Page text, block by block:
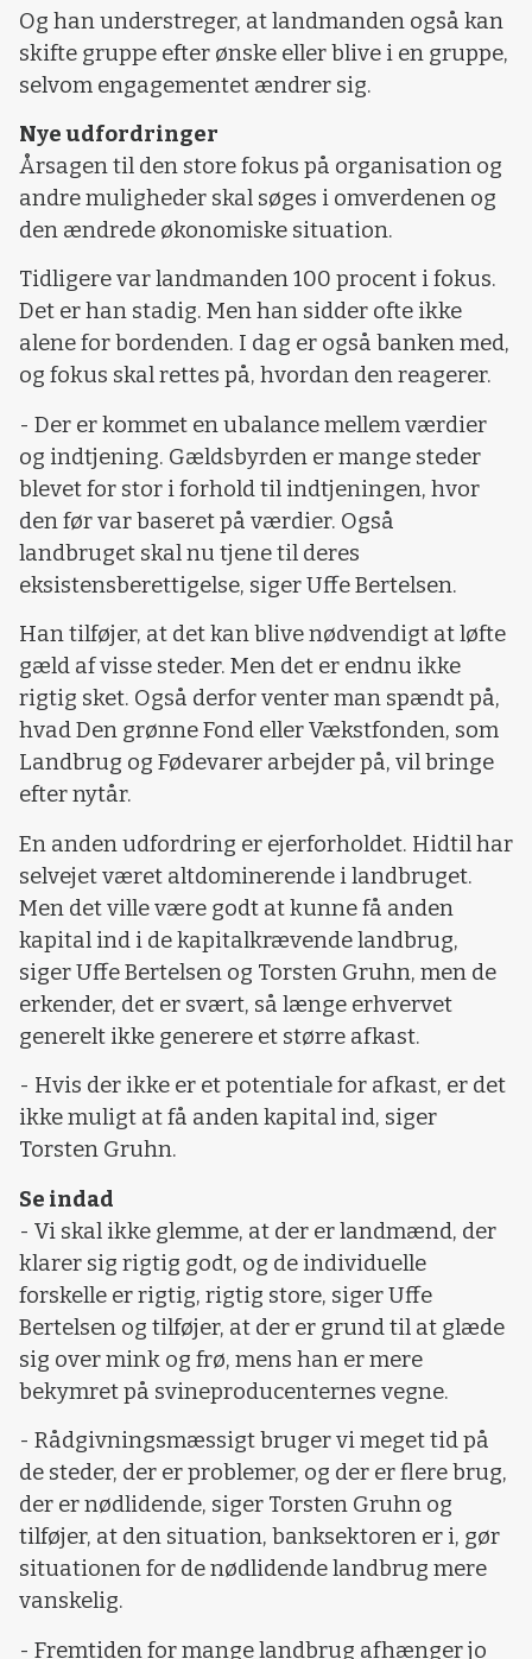
Og han understreger, at landmanden også kan
skifte gruppe efter ønske eller blive i en gruppe,
selvom engagementet ændrer sig.
Nye udfordringer
Årsagen til den store fokus på organisation og
andre muligheder skal søges i omverdenen og
den ændrede økonomiske situation.
Tidligere var landmanden 100 procent i fokus.
Det er han stadig. Men han sidder ofte ikke
alene for bordenden. I dag er også banken med,
og fokus skal rettes på, hvordan den reagerer.
- Der er kommet en ubalance mellem værdier
og indtjening. Gældsbyrden er mange steder
blevet for stor i forhold til indtjeningen, hvor
den før var baseret på værdier. Også
landbruget skal nu tjene til deres
eksistensberettigelse, siger Uffe Bertelsen.
Han tilføjer, at det kan blive nødvendigt at løfte
gæld af visse steder. Men det er endnu ikke
rigtig sket. Også derfor venter man spændt på,
hvad Den grønne Fond eller Vækstfonden, som
Landbrug og Fødevarer arbejder på, vil bringe
efter nytår.
En anden udfordring er ejerforholdet. Hidtil har
selvejet været altdominerende i landbruget.
Men det ville være godt at kunne få anden
kapital ind i de kapitalkrævende landbrug,
siger Uffe Bertelsen og Torsten Gruhn, men de
erkender, det er svært, så længe erhvervet
generelt ikke generere et større afkast.
- Hvis der ikke er et potentiale for afkast, er det
ikke muligt at få anden kapital ind, siger
Torsten Gruhn.
Se indad
- Vi skal ikke glemme, at der er landmænd, der
klarer sig rigtig godt, og de individuelle
forskelle er rigtig, rigtig store, siger Uffe
Bertelsen og tilføjer, at der er grund til at glæde
sig over mink og frø, mens han er mere
bekymret på svineproducenternes vegne.
- Rådgivningsmæssigt bruger vi meget tid på
de steder, der er problemer, og der er flere brug,
der er nødlidende, siger Torsten Gruhn og
tilføjer, at den situation, banksektoren er i, gør
situationen for de nødlidende landbrug mere
vanskelig.
- Fremtiden for mange landbrug afhænger jo